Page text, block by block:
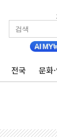
전국 문화